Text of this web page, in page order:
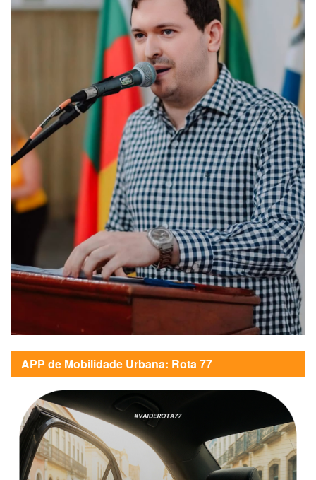
APP de Mobilidade Urbana: Rota 77